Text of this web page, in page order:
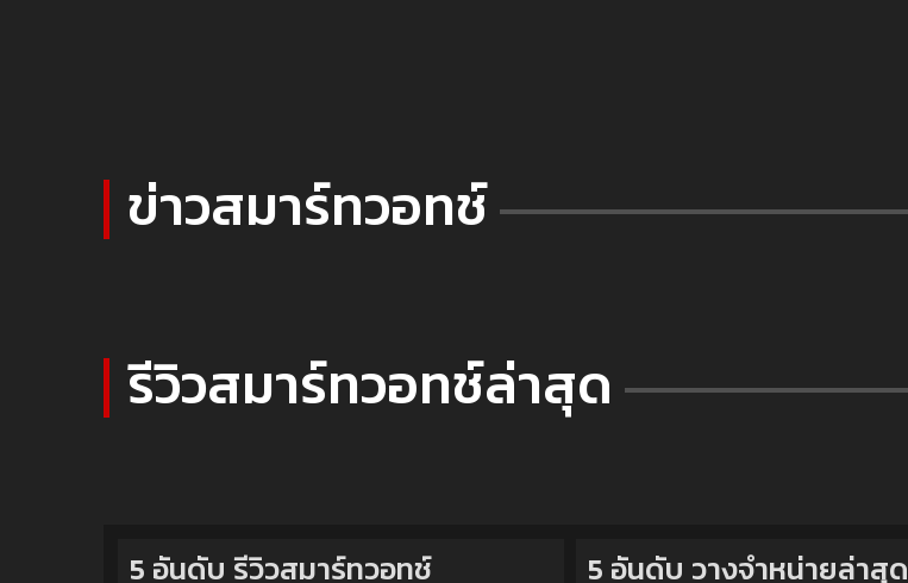
ข่าวสมาร์ทวอทช์
รีวิวสมาร์ทวอทช์ล่าสุด
5 อันดับ รีวิวสมาร์ทวอทช์ 5 อันดับ วางจำหน่ายล่าสุด